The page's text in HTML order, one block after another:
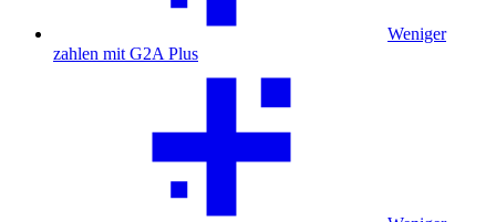
Weniger
zahlen mit G2A Plus